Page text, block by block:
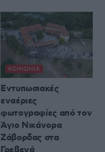
ΚΟΙΝΩΝΊΑ
Εντυπωσιακές
εναέριες
φωτογραφίες από τον
Άγιο Νικάνορα
Ζάβορδας στα